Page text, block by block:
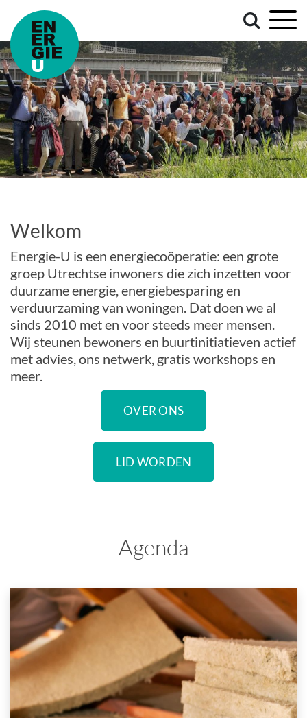
Welkom
Energie-U is een energiecoöperatie: een grote
groep Utrechtse inwoners die zich inzetten voor
duurzame energie, energiebesparing en
verduurzaming van woningen. Dat doen we al
sinds 2010 met en voor steeds meer mensen.
Wij steunen bewoners en buurtinitiatieven actief
met advies, ons netwerk, gratis workshops en
meer.
OVER ONS
LID WORDEN
Agenda